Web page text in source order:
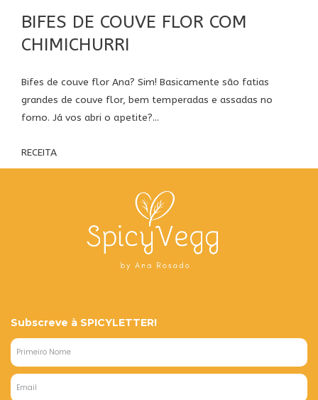
BIFES DE COUVE FLOR COM
CHIMICHURRI
Bifes de couve flor Ana? Sim! Basicamente são fatias
grandes de couve flor, bem temperadas e assadas no
forno. Já vos abri o apetite?...
RECEITA
Subscreve à SPICYLETTER!